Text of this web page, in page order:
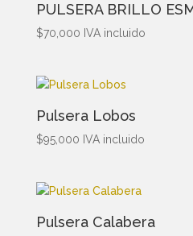
PULSERA BRILLO
$70,000 IVA incluido
Pulsera Lobos
$95,000 IVA incluido
Pulsera Calabera